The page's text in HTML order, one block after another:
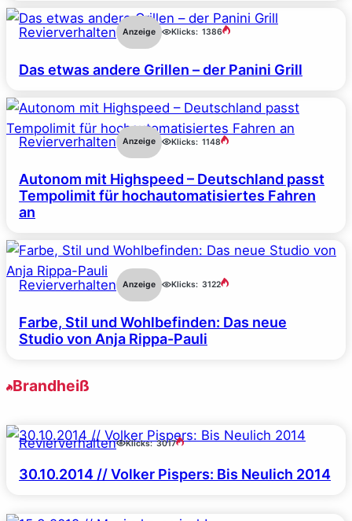
Revierverhalten Anzeige Klicks: 1386
Das etwas andere Grillen – der Panini Grill
Revierverhalten Anzeige Klicks: 1148
Autonom mit Highspeed – Deutschland passt
Tempolimit für hochautomatisiertes Fahren
an
Revierverhalten Anzeige Klicks: 3122
Farbe, Stil und Wohlbefinden: Das neue
Studio von Anja Rippa-Pauli
Brandheiß
Revierverhalten Klicks: 3017
30.10.2014 // Volker Pispers: Bis Neulich 2014